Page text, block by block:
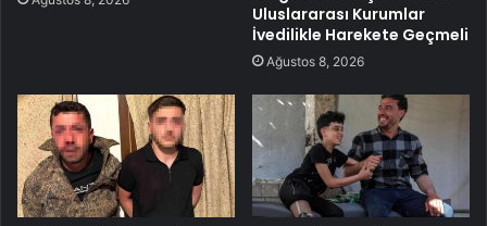
Uluslararası Kurumlar
İvedilikle Harekete Geçmeli
Ağustos 8, 2026